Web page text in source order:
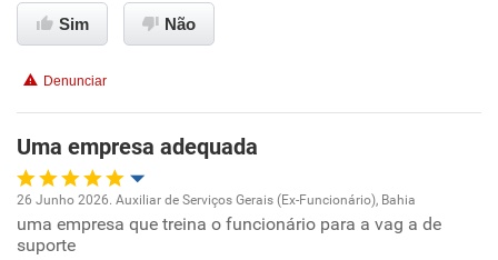
Conciliação com a vida familiar
Recomenda a diretoria
Sim Não
Denunciar
Uma empresa adequada
Oportunidade de promoção
26 Junho 2026. Auxiliar de Serviços Gerais (Ex-Funcionário), Bahia
uma empresa que treina o funcionário para a vag a de
suporte